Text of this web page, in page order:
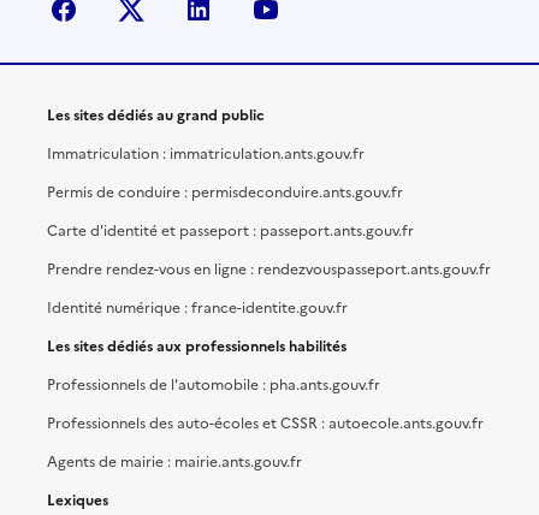
facebook X (anciennement Twitter)
linkedin
Les sites dédiés au grand public
Immatriculation : immatriculation.ants.gouv.fr
Permis de conduire : permisdeconduire.ants.gouv.fr
Carte d'identité et passeport : passeport.ants.gouv.fr
Prendre rendez-vous en ligne : rendezvouspasseport.ants.gouv.fr
Identité numérique : france-identite.gouv.fr
Les sites dédiés aux professionnels habilités
Professionnels de l'automobile : pha.ants.gouv.fr
Professionnels des auto-écoles et CSSR : autoecole.ants.gouv.fr
Agents de mairie : mairie.ants.gouv.fr
Lexiques